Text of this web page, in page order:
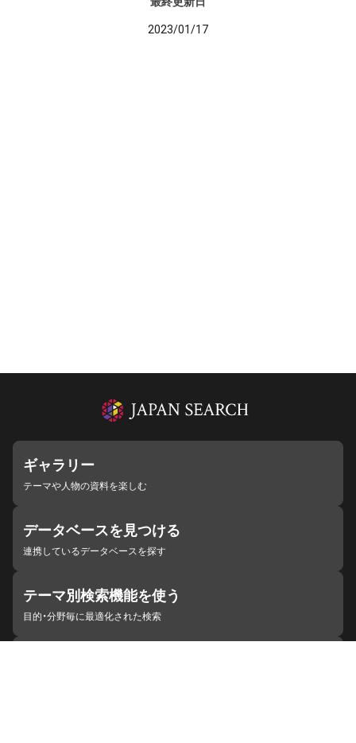
2023/01/17
ギャラリー
テーマや人物の資料を楽しむ
データベースを見つける
連携しているデータベースを探す
テーマ別検索機能を使う
目的・分野毎に最適化された検索